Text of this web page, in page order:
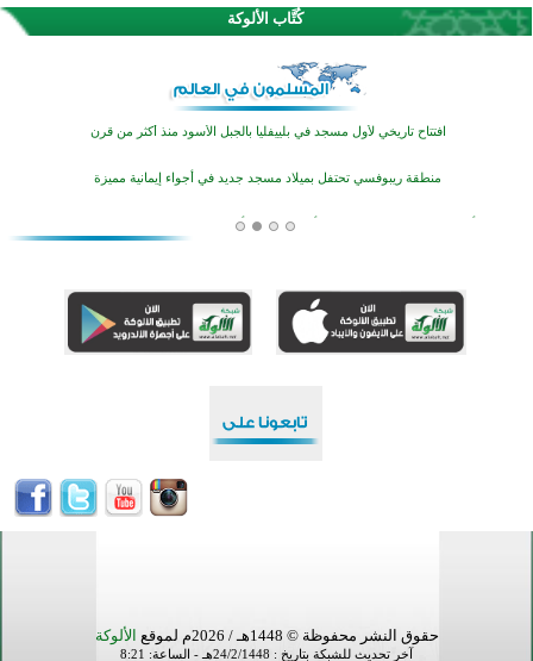
كُتَّاب الألوكة
اختتام منافسات قرآنية متميزة في بنغلاديش بمشاركة 3000 متسابق
افتتاح تاريخي لأول مسجد في بلييفليا بالجبل الأسود منذ أكثر من قرن
منطقة ريبوفسي تحتفل بميلاد مسجد جديد في أجواء إيمانية مميزة
أكبر مشروع إسلامي في ريف أستراليا يفتتح أبوابه بعد سنوات من العمل والعطاء
اختتام الدورة التاسعة لمسابقة حفظ وتلاوة القرآن الكريم في أزناكاييف
حقوق النشر محفوظة © 1448هـ / 2026م لموقع الألوكة
آخر تحديث للشبكة بتاريخ : 24/2/1448هـ - الساعة: 8:21